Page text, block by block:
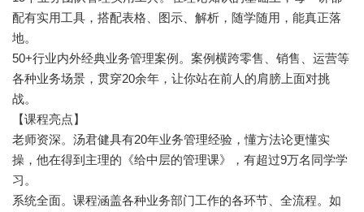
配有实用工具，搭配表格、图示、解析，随学随用，能真正落
地。
50+行业内外经典业务管理案例。案例横跨零售、销售、运营等
各种业务场景，贯穿20余年，让你站在前人的肩膀上面对挑
战。
【课程亮点】
老师资深。汤君健具有20年业务管理经验，懂方法论更懂实
操，他在得到主理的《给中层的管理课》，有超过9万名同学学
习。
系统全面。课程涵盖各种业务部门工作的各环节、全流程。如